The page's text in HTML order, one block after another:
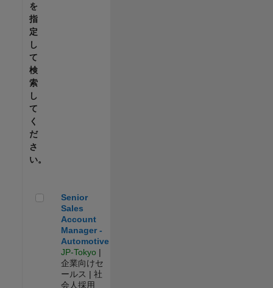
を
指
定
し
て
検
索
し
て
く
だ
さ
い。
Senior Sales Account Manager - Automotive
Senior
Sales
Account
Manager -
Automotive
JP-Tokyo |
企業向けセ
ールス | 社
会人採用